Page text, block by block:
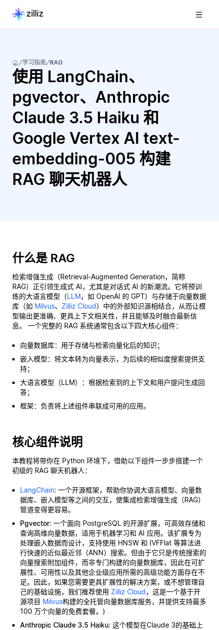
学习指南 RAG
使用 LangChain、
pgvector、Anthropic
Claude 3.5 Haiku 和
Google Vertex AI text-
embedding-005 构建
RAG 聊天机器人
什么是 RAG
检索增强生成（Retrieval-Augmented Generation，简称
RAG）正引领生成式 AI，尤其是对话式 AI 的新潮流。它将预训
练的大语言模型（LLM，如 OpenAI 的 GPT）与存储于向量数据
库（如 Milvus、 Zilliz Cloud）中的外部知识源相结合，从而让模
型输出更准确、更具上下文相关性，并且能够及时融合最新信
息。 一个完整的 RAG 系统通常包含以下四大核心组件：
向量数据库：用于存储与检索向量化后的知识；
嵌入模型：将文本转为向量表示，为后续的相似度搜索提供支
持；
大语言模型（LLM）：根据检索到的上下文和用户提问生成回
答；
框架：负责将上述组件串联成可用的应用。
核心组件说明
本教程将带你在 Python 环境下，借助以下组件一步步搭建一个
初级的 RAG 聊天机器人：
LangChain: 一个开源框架，帮助你协调大语言模型、向量数
据库、嵌入模型等之间的交互，使集成检索增强生成（RAG）
管道变得更容易。
Pgvector: 一个面向 PostgreSQL 的开源扩展，可高效存储和
查询高维向量数据，适用于机器学习和 AI 应用。该扩展专为
处理嵌入数据而设计，支持使用 HNSW 和 IVFFlat 等算法进
行快速的近似最近邻（ANN）搜索。但由于它只是传统搜索的
向量搜索附加组件，而非专门构建的向量数据库，因此在可扩
展性、可用性以及其他企业级应用所需的高级功能方面存在不
足。因此，如果您需要更具扩展性的解决方案，或不想管理自
己的基础设施，我们推荐使用 Zilliz Cloud，这是一个基于开
源项目 Milvus构建的全托管向量数据库服务，并提供支持最多
100 万个向量的免费套餐。)
Anthropic Claude 3.5 Haiku: 这个模型在Claude 3的基础上